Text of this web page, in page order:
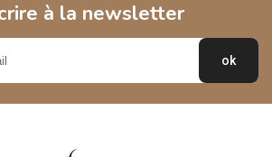
à la newsletter